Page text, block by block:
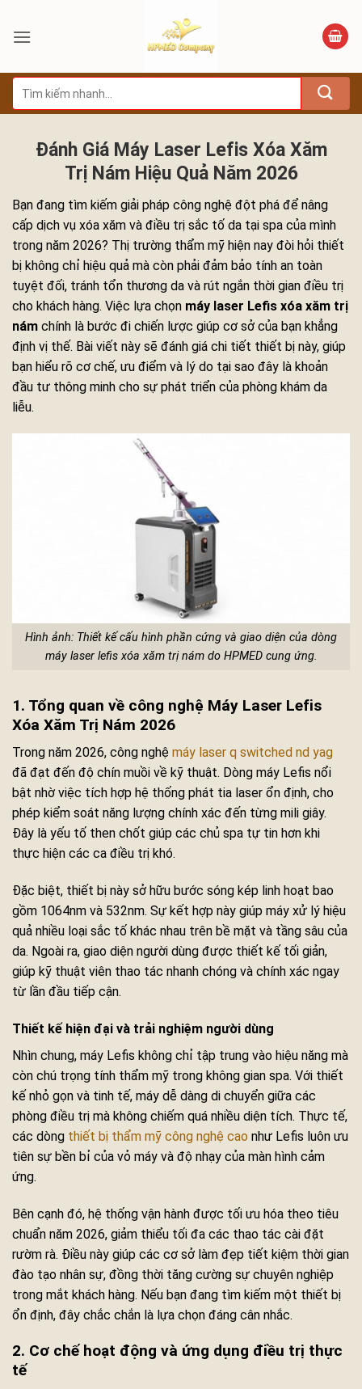
qua
dung
Tìm
kiếm:
Đánh Giá Máy Laser Lefis Xóa Xăm
Trị Nám Hiệu Quả Năm 2026
Bạn đang tìm kiếm giải pháp công nghệ đột phá để nâng
cấp dịch vụ xóa xăm và điều trị sắc tố da tại spa của mình
trong năm 2026? Thị trường thẩm mỹ hiện nay đòi hỏi thiết
bị không chỉ hiệu quả mà còn phải đảm bảo tính an toàn
tuyệt đối, tránh tổn thương da và rút ngắn thời gian điều trị
cho khách hàng. Việc lựa chọn máy laser Lefis xóa xăm trị
nám chính là bước đi chiến lược giúp cơ sở của bạn khẳng
định vị thế. Bài viết này sẽ đánh giá chi tiết thiết bị này, giúp
bạn hiểu rõ cơ chế, ưu điểm và lý do tại sao đây là khoản
đầu tư thông minh cho sự phát triển của phòng khám da
liễu.
Hình ảnh: Thiết kế cấu hình phần cứng và giao diện của dòng
máy laser lefis xóa xăm trị nám do HPMED cung ứng.
1. Tổng quan về công nghệ Máy Laser Lefis
Xóa Xăm Trị Nám 2026
Trong năm 2026, công nghệ máy laser q switched nd yag
đã đạt đến độ chín muồi về kỹ thuật. Dòng máy Lefis nổi
bật nhờ việc tích hợp hệ thống phát tia laser ổn định, cho
phép kiểm soát năng lượng chính xác đến từng mili giây.
Đây là yếu tố then chốt giúp các chủ spa tự tin hơn khi
thực hiện các ca điều trị khó.
Đặc biệt, thiết bị này sở hữu bước sóng kép linh hoạt bao
gồm 1064nm và 532nm. Sự kết hợp này giúp máy xử lý hiệu
quả nhiều loại sắc tố khác nhau trên bề mặt và tầng sâu của
da. Ngoài ra, giao diện người dùng được thiết kế tối giản,
giúp kỹ thuật viên thao tác nhanh chóng và chính xác ngay
từ lần đầu tiếp cận.
Thiết kế hiện đại và trải nghiệm người dùng
Nhìn chung, máy Lefis không chỉ tập trung vào hiệu năng mà
còn chú trọng tính thẩm mỹ trong không gian spa. Với thiết
kế nhỏ gọn và tinh tế, máy dễ dàng di chuyển giữa các
phòng điều trị mà không chiếm quá nhiều diện tích. Thực tế,
các dòng thiết bị thẩm mỹ công nghệ cao như Lefis luôn ưu
tiên sự bền bỉ của vỏ máy và độ nhạy của màn hình cảm
ứng.
Bên cạnh đó, hệ thống vận hành được tối ưu hóa theo tiêu
chuẩn năm 2026, giảm thiểu tối đa các thao tác cài đặt
rườm rà. Điều này giúp các cơ sở làm đẹp tiết kiệm thời gian
đào tạo nhân sự, đồng thời tăng cường sự chuyên nghiệp
trong mắt khách hàng. Nếu bạn đang tìm kiếm một thiết bị
ổn định, đây chắc chắn là lựa chọn đáng cân nhắc.
2. Cơ chế hoạt động và ứng dụng điều trị thực
tế